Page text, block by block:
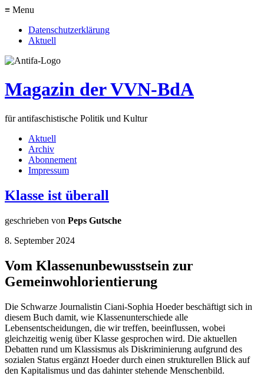
≡ Menu
Datenschutzerklärung
Aktuell
Magazin der VVN-BdA
für antifaschistische Politik und Kultur
Aktuell
Archiv
Abonnement
Impressum
Klasse ist überall
geschrieben von Peps Gutsche
8. September 2024
Vom Klassenunbewusstsein zur
Gemeinwohlorientierung
Die Schwarze Journalistin Ciani-Sophia Hoeder beschäftigt sich in
diesem Buch damit, wie Klassenunterschiede alle
Lebensentscheidungen, die wir treffen, beeinflussen, wobei
gleichzeitig wenig über Klasse gesprochen wird. Die aktuellen
Debatten rund um Klassismus als Diskriminierung aufgrund des
sozialen Status ergänzt Hoeder durch einen strukturellen Blick auf
den Kapitalismus und das dahinter stehende Menschenbild.